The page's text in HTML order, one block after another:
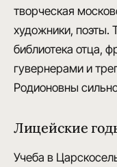
творческая
художники, поэты.
библиотека отца,
гувернерами и
Родионовны
Лицейские
Учеба в